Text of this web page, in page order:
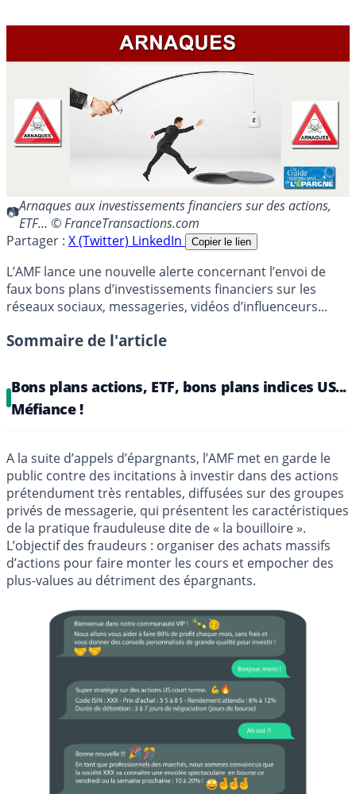
Arnaques aux investissements financiers sur des actions,
ETF... © FranceTransactions.com
Partager : X (Twitter) LinkedIn Copier le lien
L’AMF lance une nouvelle alerte concernant l’envoi de
faux bons plans d’investissements financiers sur les
réseaux sociaux, messageries, vidéos d’influenceurs...
Sommaire de l'article
Bons plans actions, ETF, bons plans indices US...
Méfiance !
A la suite d’appels d’épargnants, l’AMF met en garde le
public contre des incitations à investir dans des actions
prétendument très rentables, diffusées sur des groupes
privés de messagerie, qui présentent les caractéristiques
de la pratique frauduleuse dite de « la bouilloire ».
L’objectif des fraudeurs : organiser des achats massifs
d’actions pour faire monter les cours et empocher des
plus-values au détriment des épargnants.